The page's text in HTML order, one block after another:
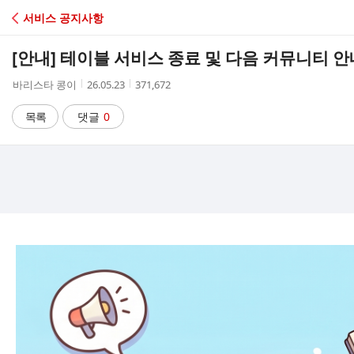
C
A
서비스 공지사항
[안내] 테이블 서비스 종료 및 다음 커뮤니티 안
작
자
바리스타 콩이
작
시
간
26.05.23
조
371,672
목록 댓글 0